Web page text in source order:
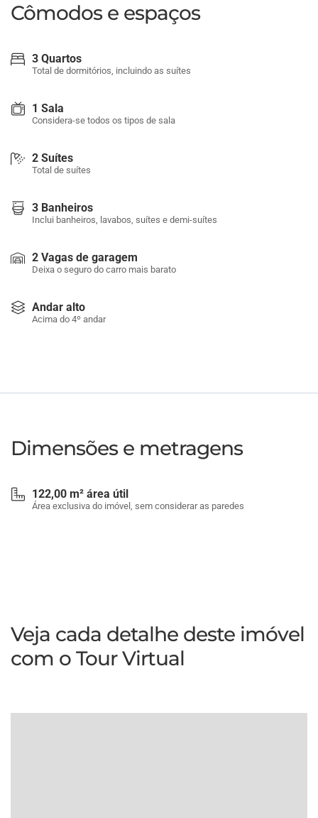
Cômodos e espaços
3 Quartos
Total de dormitórios, incluindo as suítes
1 Sala
Considera-se todos os tipos de sala
2 Suítes
Total de suítes
3 Banheiros
Inclui banheiros, lavabos, suítes e demi-suítes
2 Vagas de garagem
Deixa o seguro do carro mais barato
Andar alto
Acima do 4º andar
Dimensões e metragens
122,00 m² área útil
Área exclusiva do imóvel, sem considerar as paredes
Veja cada detalhe deste imóvel
com o Tour Virtual